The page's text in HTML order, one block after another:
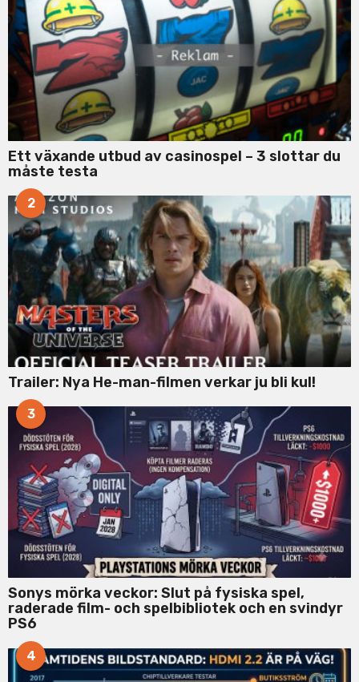
Ett växande utbud av casinospel – 3 slottar du
måste testa
2
Trailer: Nya He-man-filmen verkar ju bli kul!
3
Sonys mörka veckor: Slut på fysiska spel,
raderade film- och spelbibliotek och en svindyr
PS6
4